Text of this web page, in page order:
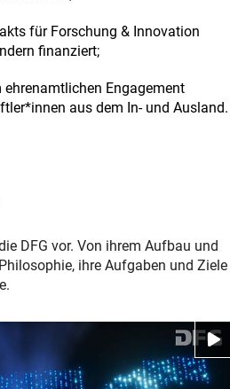
für Forschung & Innovation
finanziert;
Engagement
aus dem In- und Ausland.
DFG vor. Von ihrem Aufbau und
ihre Aufgaben und Ziele